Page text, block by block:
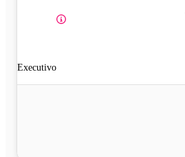
Executivo